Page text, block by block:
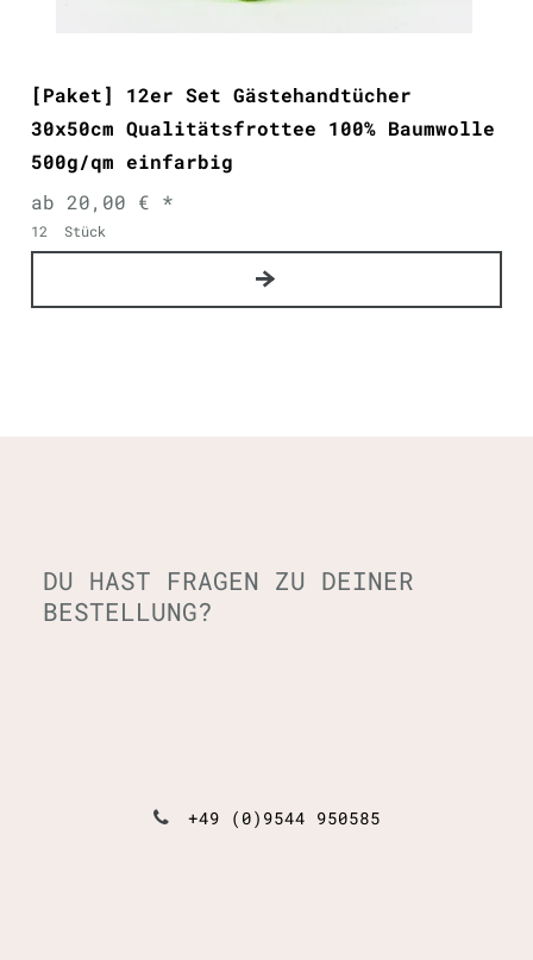
[Paket] 12er Set Gästehandtücher
30x50cm Qualitätsfrottee 100% Baumwolle
500g/qm einfarbig
ab 20,00 € *
12 Stück
DU HAST FRAGEN ZU DEINER
BESTELLUNG?
+49 (0)9544 950585